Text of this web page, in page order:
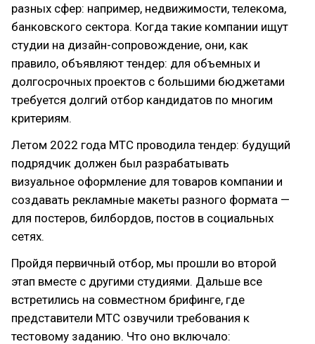
разных сфер: например, недвижимости, телекома,
банковского сектора. Когда такие компании ищут
студии на дизайн-сопровождение, они, как
правило, объявляют тендер: для объемных и
долгосрочных проектов с большими бюджетами
требуется долгий отбор кандидатов по многим
критериям.
Летом 2022 года МТС проводила тендер: будущий
подрядчик должен был разрабатывать
визуальное оформление для товаров компании и
создавать рекламные макеты разного формата —
для постеров, билбордов, постов в социальных
сетях.
Пройдя первичный отбор, мы прошли во второй
этап вместе с другими студиями. Дальше все
встретились на совместном брифинге, где
представители МТС озвучили требования к
тестовому заданию. Что оно включало: